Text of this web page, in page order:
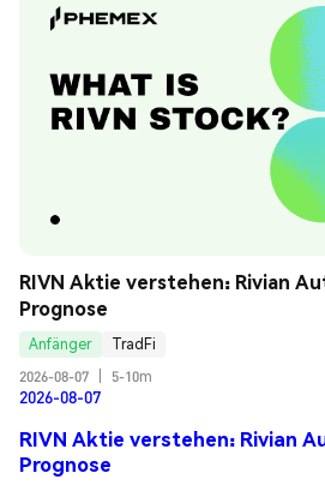
RIVN Aktie verstehen: Rivian
Prognose
Anfänger
TradFi
2026-08-07
5-10m
2026-08-07
RIVN Aktie verstehen: Rivian
Prognose